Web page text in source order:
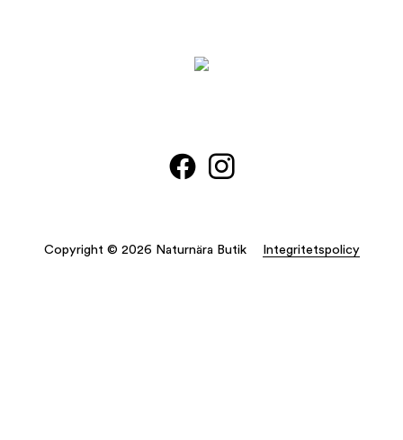
Copyright © 2026 Naturnära Butik Integritetspolicy